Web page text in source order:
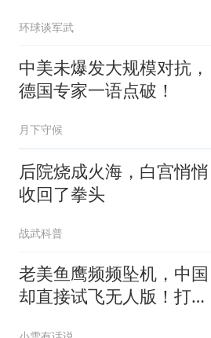
话挑明了
环球谈军武
中美未爆发大规模对抗，
德国专家一语点破！
月下守候
后院烧成火海，白宫悄悄
收回了拳头
战武科普
老美鱼鹰频频坠机，中国
却直接试飞无人版！打着